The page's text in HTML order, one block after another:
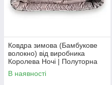
Ковдра зимова (Бамбукове
волокно) від виробника
Королева Ночі | Полуторна
145х210 | Однотонний світло-
коричневий
В наявності